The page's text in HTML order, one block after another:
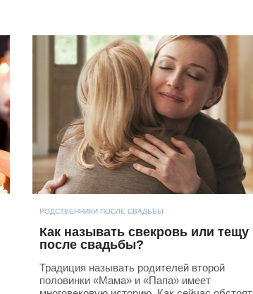
РОДСТВЕННИКИ ПОСЛЕ СВАДЬБЫ
Как называть свекровь или тещу
после свадьбы?
Традиция называть родителей второй
половинки «Мама» и «Папа» имеет